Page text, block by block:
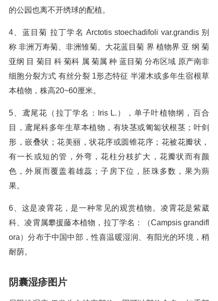
的公园也离不开绣球的配植。
4、蓝目菊 拉丁学名 Arctotis stoechadifoli var.grandis 别
称 非洲万寿菊、非洲雏菊、大花蓝目菊 界 植物界 亚 纲 菊
亚纲 目 菊目 科 菊科 属 菊属 种 蓝目菊 分布区域 原产南非
细胞分裂方式 有丝分裂 1形态特征 半灌木或多年生宿根草
本植物，株高20~60厘米。
5、鸢尾花（拉丁学名：Iris L.），单子叶植物纲，百合
目，鸢尾科多年生草本植物，有块茎或匍匐状根茎；叶剑
形，嵌叠状；花美丽，状花序或圆锥花序；花被花瓣状，
有一长或短的管，外弯，花柱分枝扩大，花瓣状而有颜
色，外展而覆盖着雄蕊；子房下位，胚珠多数，果为蒴
果。
6、这是凌霄花，是一种常见的观赏植物。凌霄花是紫葳
科、凌霄属攀援藤本植物，拉丁学名：（Campsis grandifl
ora）分布于中国中部，性喜温暖湿润、有阳光的环境，稍
耐荫。
阴囊湿疹图片